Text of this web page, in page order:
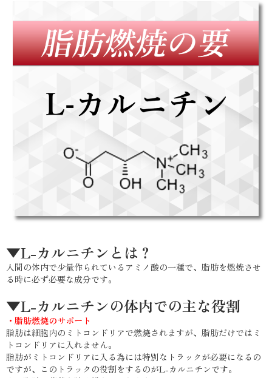
▼L-カルニチンとは？
人間の体内で少量作られているアミノ酸の一種で、脂肪を燃焼させ
る時に必ず必要な成分です。
▼L-カルニチンの体内での主な役割
・脂肪燃焼のサポート
脂肪は細胞内のミトコンドリアで燃焼されますが、脂肪だけではミ
トコンドリアに入れません。
脂肪がミトコンドリアに入る為には特別なトラックが必要になるの
ですが、このトラックの役割をするのがL-カルニチンです。